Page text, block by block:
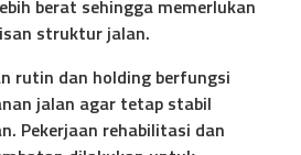
berat sehingga memerlukan
struktur jalan.
rutin dan holding berfungsi
jalan agar tetap stabil
Pekerjaan rehabilitasi dan